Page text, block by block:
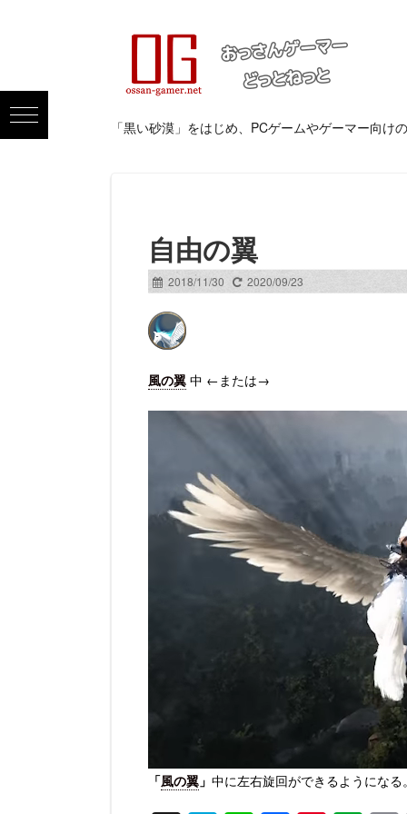
「黒い砂漠」をはじめ、PCゲームやゲーマー向け
自由の翼
2018/11/30 2020/09/23
風の翼 中 ←または→
「風の翼 」 中に左右旋回ができるようになる。